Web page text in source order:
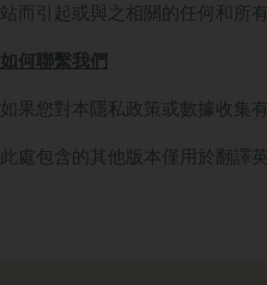
站而引起或與之相關的任何和所
如何聯繫我們
如果您對本隱私政策或數據收集
此處包含的其他版本僅用於翻譯